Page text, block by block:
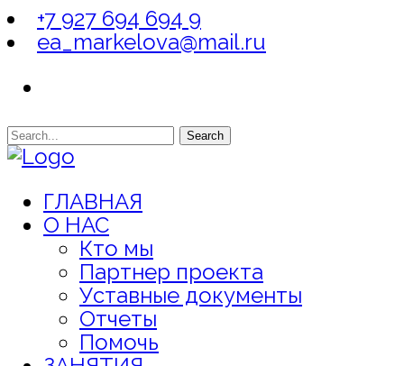
+7 927 694 694 9
ea_markelova@mail.ru
Search
ГЛАВНАЯ
О НАС
Кто мы
Партнер проекта
Уставные документы
Отчеты
Помочь